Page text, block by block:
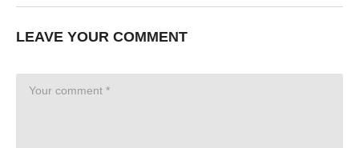
LEAVE YOUR COMMENT